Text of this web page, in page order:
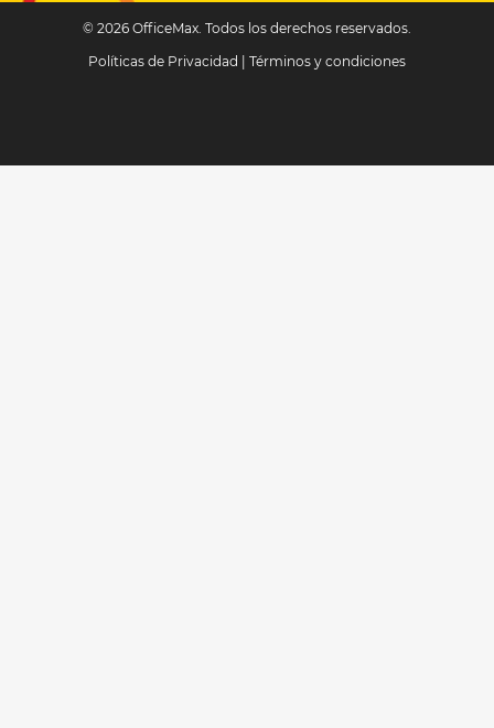
© 2026 OfficeMax. Todos los derechos reservados.
Políticas de Privacidad
Términos y condiciones